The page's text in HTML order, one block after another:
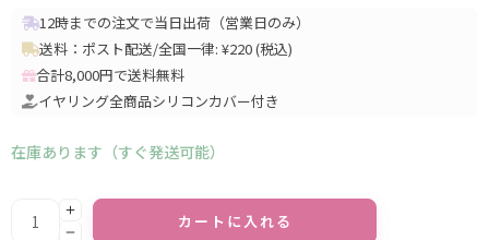
12時までの注文で当日出荷（営業日のみ）
送料：ポスト配送/全国一律: ¥220 (税込)
合計8,000円で送料無料
イヤリング全商品シリコンカバー付き
在庫あります（すぐ発送可能）
カートに入れる